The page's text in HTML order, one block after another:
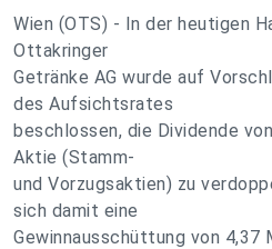
Wien (OTS) - In der heutigen
Ottakringer
Getränke AG wurde auf
des Aufsichtsrates
beschlossen, die Dividende
Aktie (Stamm-
und Vorzugsaktien) zu
sich damit eine
Gewinnausschüttung von 4,37